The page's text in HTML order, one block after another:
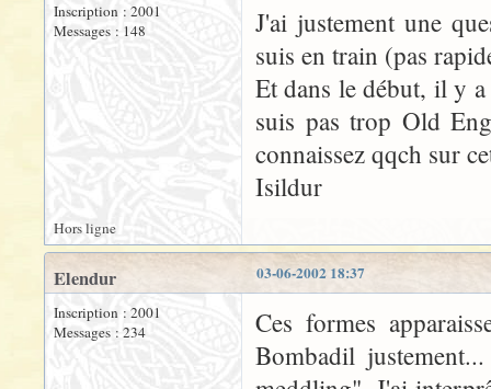
Inscription : 2001
Messages : 148
J'ai justement une
suis en train (pas
Et dans le début, il y
suis pas trop Old
connaissez qqch sur
Isildur
Hors ligne
03-06-2002 18:37
Elendur
Inscription : 2001
Messages : 234
Ces formes
Bombadil